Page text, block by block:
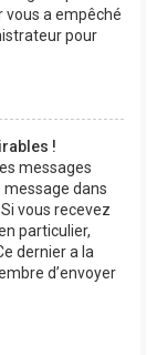
vous a empêché
pour
!
messages
message dans
vous recevez
particulier,
dernier a la
d’envoyer